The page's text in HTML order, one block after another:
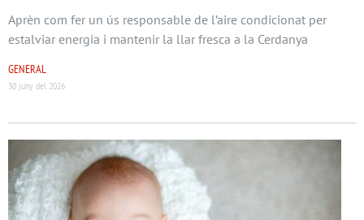
Aprèn com fer un ús responsable de l’aire condicionat per
estalviar energia i mantenir la llar fresca a la Cerdanya
GENERAL
30 juny del 2026